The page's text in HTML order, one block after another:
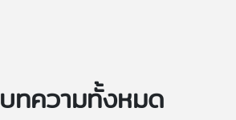
บทความทั้งหมด